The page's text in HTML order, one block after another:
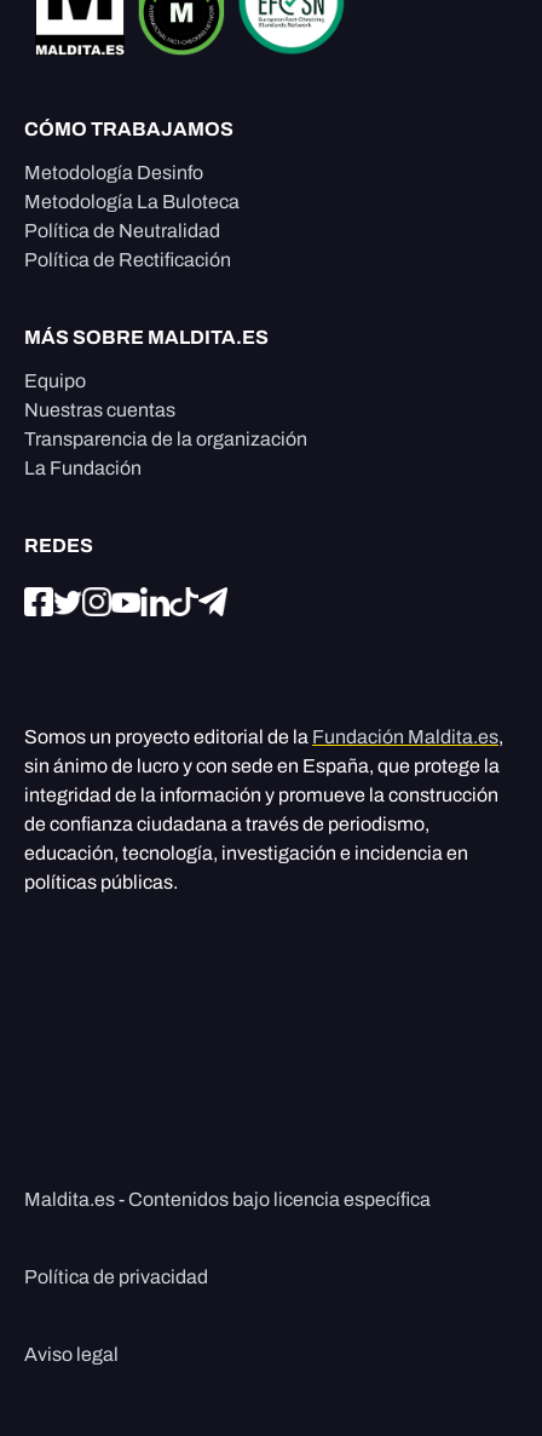
CÓMO TRABAJAMOS
Metodología Desinfo
Metodología La Buloteca
Política de Neutralidad
Política de Rectificación
MÁS SOBRE MALDITA.ES
Equipo
Nuestras cuentas
Transparencia de la organización
La Fundación
REDES
Somos un proyecto editorial de la Fundación Maldita.es,
sin ánimo de lucro y con sede en España, que protege la
integridad de la información y promueve la construcción
de confianza ciudadana a través de periodismo,
educación, tecnología, investigación e incidencia en
políticas públicas.
Maldita.es - Contenidos bajo licencia específica
Política de privacidad
Aviso legal